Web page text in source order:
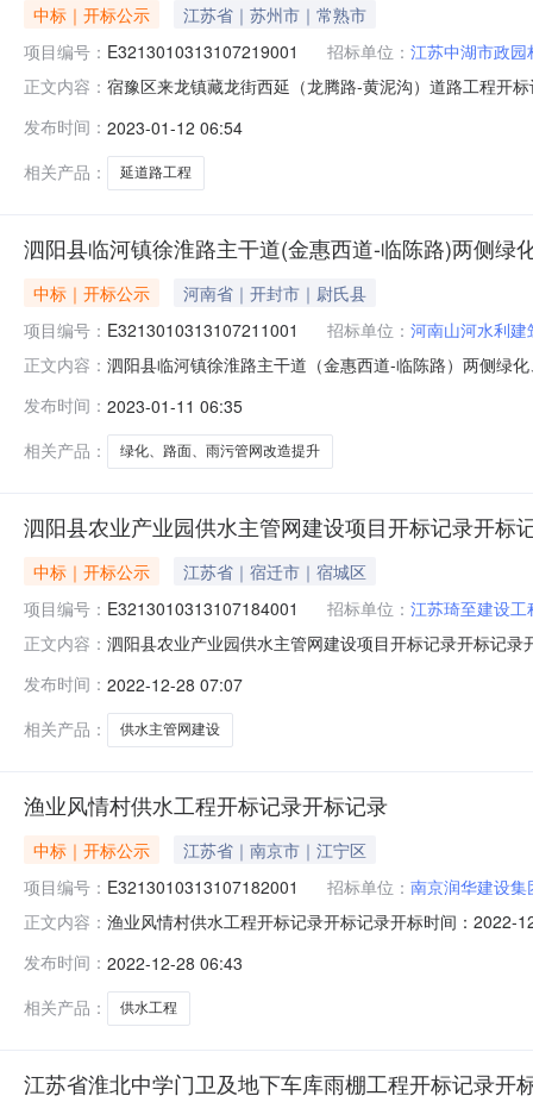
中标｜开标公示
江苏省｜苏州市｜常熟市
项目编号： E3213010313107219001 招标单位： 江苏中湖市政
正文内容： 宿豫区来龙镇藏龙街西延（龙腾路-黄泥沟）道路工程开
人名称:河南盛鼎建设集团有限公司;项目负责人:;报价
发布时间： 2023-01-12 06:54
相关产品：
延道路工程
泗阳县临河镇徐淮路主干道(金惠西道-临陈路)两侧
中标｜开标公示
河南省｜开封市｜尉氏县
项目编号： E3213010313107211001 招标单位： 河南山河水利
正文内容： 泗阳县临河镇徐淮路主干道（金惠西道-临陈路）两侧绿
额:0.00元,投标文件递交时间
发布时间： 2023-01-11 06:35
相关产品：
绿化、路面、雨污管网改造提升
泗阳县农业产业园供水主管网建设项目开标记录开标
中标｜开标公示
江苏省｜宿迁市｜宿城区
项目编号： E3213010313107184001 招标单位： 江苏琦至建设工
正文内容： 泗阳县农业产业园供水主管网建设项目开标记录开标记
投标人名称:江苏瑞沃建设集团有限公司;项目负责人:;报
发布时间： 2022-12-28 07:07
相关产品：
供水主管网建设
渔业风情村供水工程开标记录开标记录
中标｜开标公示
江苏省｜南京市｜江宁区
项目编号： E3213010313107182001 招标单位： 南京润华建设集
正文内容： 渔业风情村供水工程开标记录开标记录开标时间：
市双兴建设工程有限公司;项目负责人:;报价:0.00元/%;工
发布时间： 2022-12-28 06:43
相关产品：
供水工程
江苏省淮北中学门卫及地下车库雨棚工程开标记录开